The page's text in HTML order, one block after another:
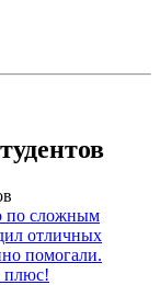
по сложным
отличных
помогали.
плюс!